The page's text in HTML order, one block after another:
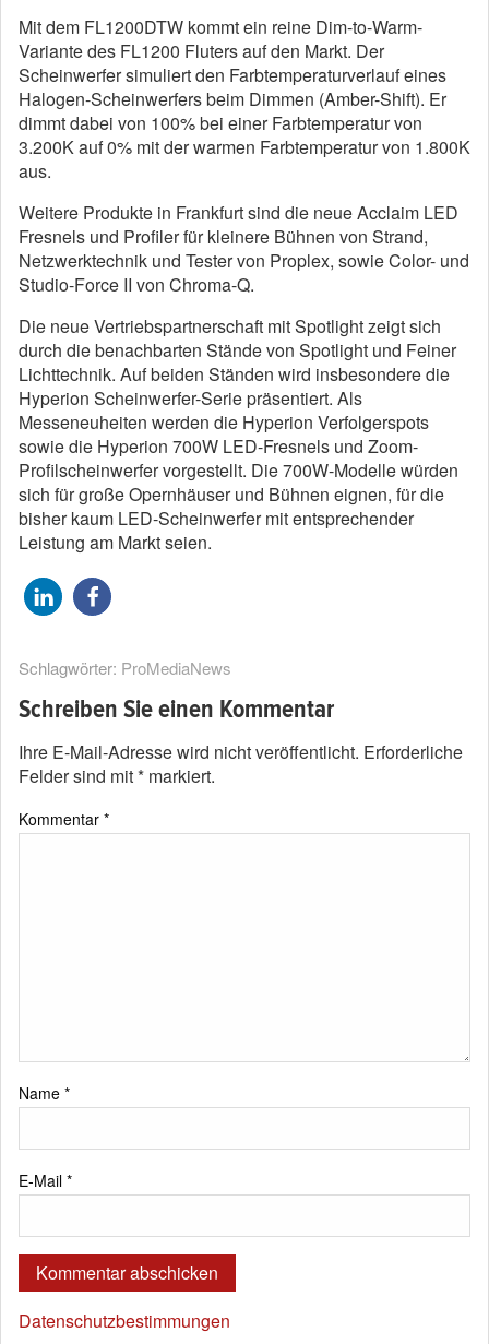
Mit dem FL1200DTW kommt ein reine Dim-to-Warm-
Variante des FL1200 Fluters auf den Markt. Der
Scheinwerfer simuliert den Farbtemperaturverlauf eines
Halogen-Scheinwerfers beim Dimmen (Amber-Shift). Er
dimmt dabei von 100% bei einer Farbtemperatur von
3.200K auf 0% mit der warmen Farbtemperatur von 1.800K
aus.
Weitere Produkte in Frankfurt sind die neue Acclaim LED
Fresnels und Profiler für kleinere Bühnen von Strand,
Netzwerktechnik und Tester von Proplex, sowie Color- und
Studio-Force II von Chroma-Q.
Die neue Vertriebspartnerschaft mit Spotlight zeigt sich
durch die benachbarten Stände von Spotlight und Feiner
Lichttechnik. Auf beiden Ständen wird insbesondere die
Hyperion Scheinwerfer-Serie präsentiert. Als
Messeneuheiten werden die Hyperion Verfolgerspots
sowie die Hyperion 700W LED-Fresnels und Zoom-
Profilscheinwerfer vorgestellt. Die 700W-Modelle würden
sich für große Opernhäuser und Bühnen eignen, für die
bisher kaum LED-Scheinwerfer mit entsprechender
Leistung am Markt seien.
Schlagwörter: ProMediaNews
Schreiben Sie einen Kommentar
Ihre E-Mail-Adresse wird nicht veröffentlicht. Erforderliche
Felder sind mit* markiert.
Kommentar *
Name *
E-Mail *
Datenschutzbestimmungen